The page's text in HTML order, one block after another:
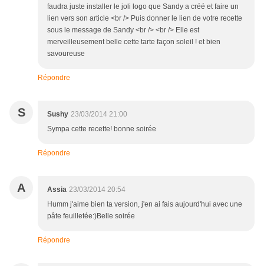
faudra juste installer le joli logo que Sandy a créé et faire un
lien vers son article <br /> Puis donner le lien de votre recette
sous le message de Sandy <br /> <br /> Elle est
merveilleusement belle cette tarte façon soleil ! et bien
savoureuse
Répondre
S Sushy 23/03/2014 21:00
Sympa cette recette! bonne soirée
Répondre
A Assia 23/03/2014 20:54
Humm j'aime bien ta version, j'en ai fais aujourd'hui avec une
pâte feuilletée:)Belle soirée
Répondre